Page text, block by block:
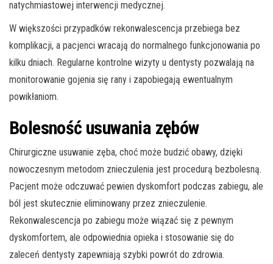
natychmiastowej interwencji medycznej.
W większości przypadków rekonwalescencja przebiega bez
komplikacji, a pacjenci wracają do normalnego funkcjonowania po
kilku dniach. Regularne kontrolne wizyty u dentysty pozwalają na
monitorowanie gojenia się rany i zapobiegają ewentualnym
powikłaniom.
Bolesność usuwania zębów
Chirurgiczne usuwanie zęba, choć może budzić obawy, dzięki
nowoczesnym metodom znieczulenia jest procedurą bezbolesną.
Pacjent może odczuwać pewien dyskomfort podczas zabiegu, ale
ból jest skutecznie eliminowany przez znieczulenie.
Rekonwalescencja po zabiegu może wiązać się z pewnym
dyskomfortem, ale odpowiednia opieka i stosowanie się do
zaleceń dentysty zapewniają szybki powrót do zdrowia.